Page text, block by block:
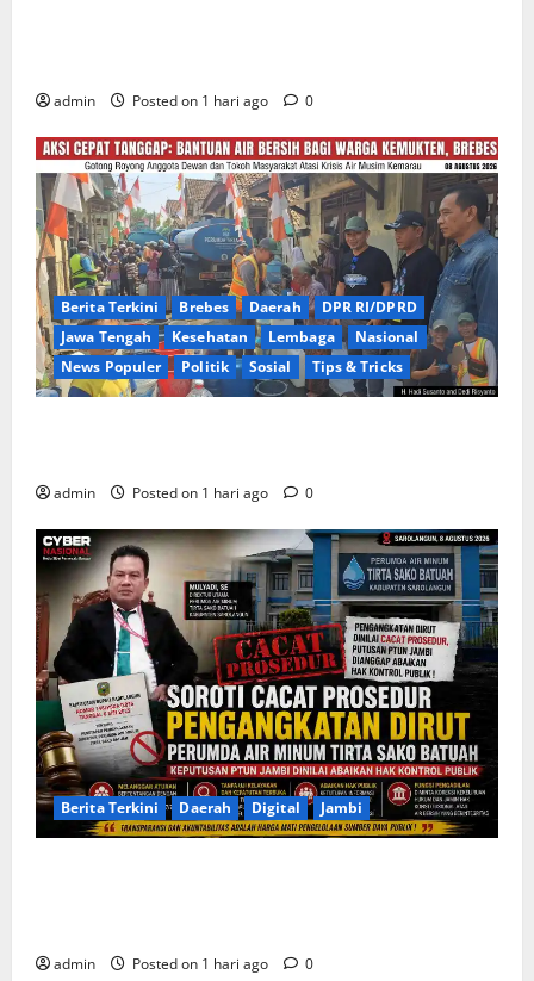
admin Posted on 1 hari ago 0
Berita Terkini Brebes Daerah
DPR RI/DPRD
Jawa Tengah
Kesehatan Lembaga
Nasional
News Populer
Politik Sosial Tips & Tricks
admin Posted on 1 hari ago 0
Berita Terkini Daerah Digital Jambi
admin Posted on 1 hari ago 0